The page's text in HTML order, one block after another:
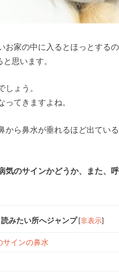
お家の中に入るとほっとする
思います。
ょう。
てきますよね。
から鼻水が垂れるほど出ている
気のサインかどうか、また、
読みたい所へジャンプ [非表示]
サインの鼻水